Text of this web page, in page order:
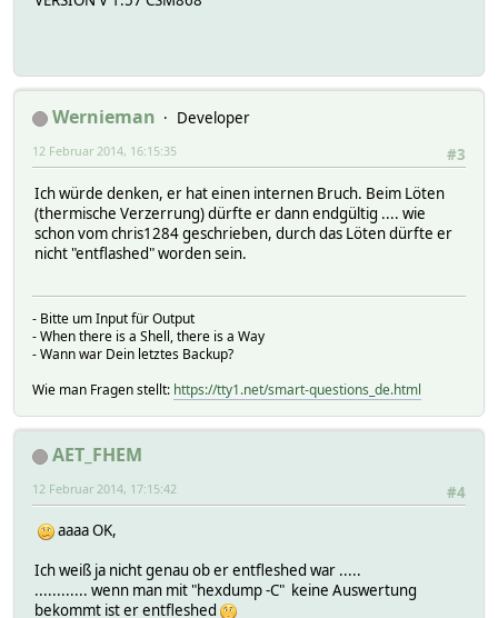
Wernieman
Developer
#3
12 Februar 2014, 16:15:35
Ich würde denken, er hat einen internen Bruch. Beim Löten
(thermische Verzerrung) dürfte er dann endgültig .... wie
schon vom chris1284 geschrieben, durch das Löten dürfte er
nicht "entflashed" worden sein.
- Bitte um Input für Output
- When there is a Shell, there is a Way
- Wann war Dein letztes Backup?
Wie man Fragen stellt: https://tty1.net/smart-questions_de.html
AET_FHEM
#4
12 Februar 2014, 17:15:42
aaaa OK,
Ich weiß ja nicht genau ob er entfleshed war .....
............ wenn man mit "hexdump -C" keine Auswertung
bekommt ist er entfleshed